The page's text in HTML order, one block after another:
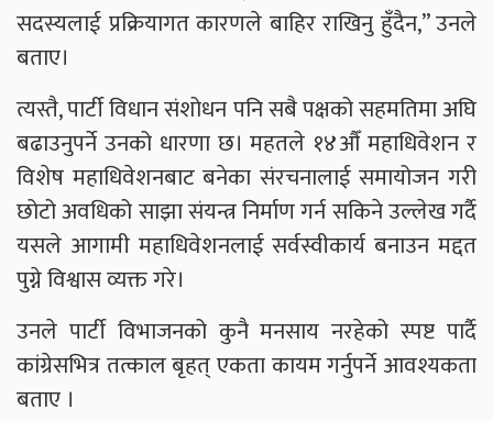
सदस्यलाई प्रक्रियागत कारणले बाहिर राखिनु हुँदैन,” उनले
बताए।
त्यस्तै, पार्टी विधान संशोधन पनि सबै पक्षको सहमतिमा अघि
बढाउनुपर्ने उनको धारणा छ। महतले १४औँ महाधिवेशन र
विशेष महाधिवेशनबाट बनेका संरचनालाई समायोजन गरी
छोटो अवधिको साझा संयन्त्र निर्माण गर्न सकिने उल्लेख गर्दै
यसले आगामी महाधिवेशनलाई सर्वस्वीकार्य बनाउन मद्दत
पुग्ने विश्वास व्यक्त गरे।
उनले पार्टी विभाजनको कुनै मनसाय नरहेको स्पष्ट पार्दै
कांग्रेसभित्र तत्काल बृहत् एकता कायम गर्नुपर्ने आवश्यकता
बताए ।